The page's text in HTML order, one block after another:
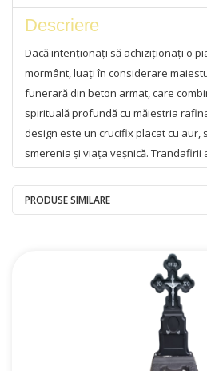
Descriere
Dacă intenționați să achiziționați o
mormânt, luați în considerare
funerară din beton armat, care
spirituală profundă cu măiestria
design este un crucifix placat cu aur,
smerenia și viața veșnică.
pietrei funerare adaugă o notă
memoriei.
modernă și o plasă de armare,
rezistență excepționale la toate
Puteți fi siguri că această piatră
aspectul original mulți ani de acum
PRODUSE SIMILARE